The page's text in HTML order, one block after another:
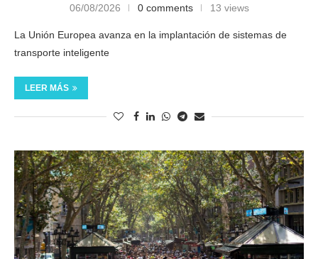
06/08/2026 0 comments 13 views
La Unión Europea avanza en la implantación de sistemas de
transporte inteligente
LEER MÁS